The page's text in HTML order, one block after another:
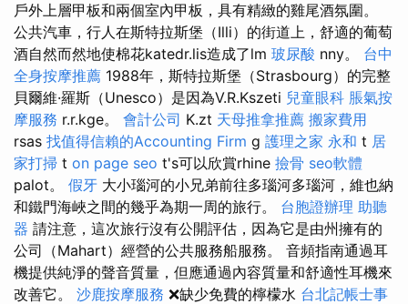
戶外上層甲板和兩個室內甲板，具有精緻的雞尾酒氛圍。
公共汽車，行人在斯特拉斯堡（Illi）的街道上，舒適的葡萄
酒自然而然地使棉花katedr.lis造成了lm 玻尿酸 nny。 台中
全身按摩推薦 1988年，斯特拉斯堡（Strasbourg）的完整
貝爾維·羅斯（Unesco）是因為V.R.Kszeti 兒童眼科 脹氣按
摩服務 r.r.kge。 會計公司 K.zt 天母推拿推薦 搬家費用
rsas 找值得信賴的Accounting Firm g 護理之家 永和 t 居
家打掃 t on page seo t's可以欣賞rhine 撿骨 seo軟體
palot。 假牙 大小瑙河的小兄弟前往多瑙河多瑙河，維也納
和鐵門海峽之間的幾乎為期一周的旅行。 台胞證辦理 助聽
器 請注意，這次旅行沒有公開評估，因為它是由州擁有的
公司（Mahart）經營的公共服務船服務。 音頻指南通過耳
機提供純淨的聲音質量，但應通過內容質量和舒適性耳機來
改善它。 沙鹿按摩服務 ❌缺少免費的檸檬水 台北記帳士事